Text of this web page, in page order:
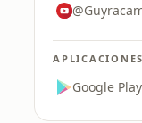
APLICACIONES
Google Play